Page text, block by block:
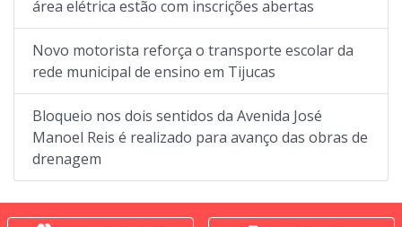
área elétrica estão com inscrições abertas
Novo motorista reforça o transporte escolar da
rede municipal de ensino em Tijucas
Bloqueio nos dois sentidos da Avenida José
Manoel Reis é realizado para avanço das obras de
drenagem